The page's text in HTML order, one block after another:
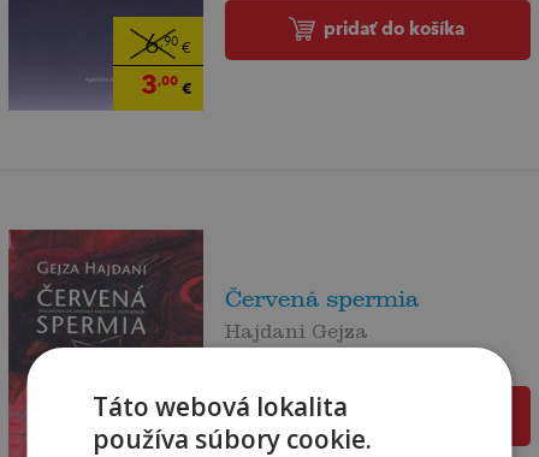
6,90€
3,00€
pridať do košíka
6,80€
Červená spermia
Hajdani Gejza
pridať do košíka
Táto webová lokalita
používa súbory cookie.